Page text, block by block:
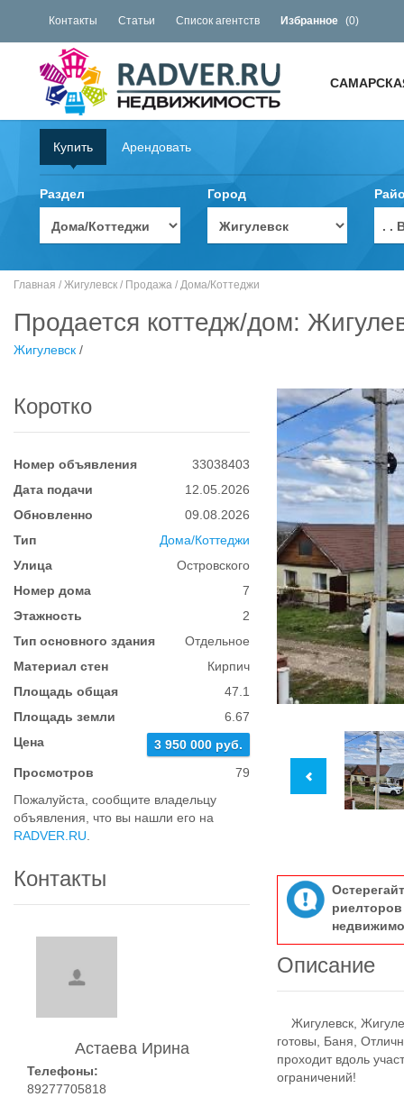
Контакты Статьи Список агентств Избранное (0)
Купить Арендовать
Раздел Город
. .
Главная / Жигулевск / Продажа / Дома/Коттеджи
Продается коттедж/дом:
Жигулевск /
Коротко
Номер объявления
33038403
Дата подачи
12.05.2026
Обновленно
09.08.2026
Тип
Дома/Коттеджи
Улица
Островского
Номер дома
7
Этажность
2
Тип основного здания
Отдельное
Материал стен
Кирпич
Площадь общая
47.1
Площадь земли
6.67
Цена
3 950 000 руб.
Просмотров
79
Пожалуйста, сообщите владельцу
объявления, что вы нашли его на
RADVER.RU
Контакты
Астаева Ирина
Телефоны:
89277705818
Описание
Жигулевск,
готовы, Баня,
проходит вдоль
ограничений!